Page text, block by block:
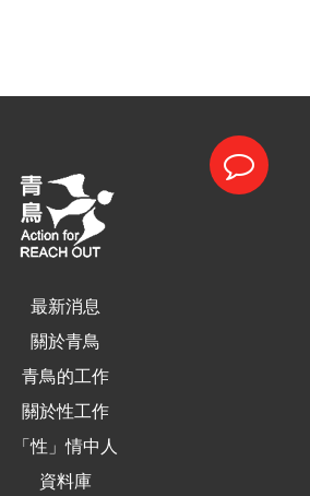
最新消息
關於青鳥
青鳥的工作
關於性工作
「性」情中人
資料庫